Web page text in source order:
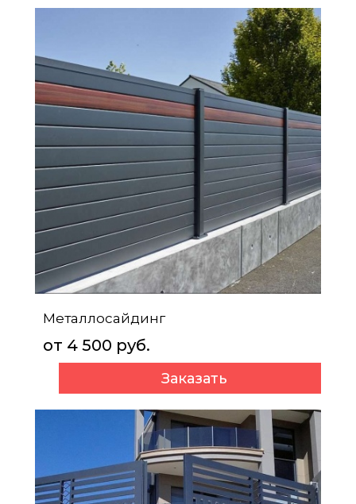
Металлосайдинг
от 4 500 руб.
Заказать